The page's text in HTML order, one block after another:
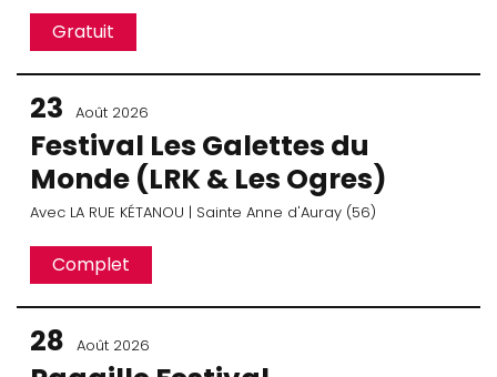
Gratuit
23 Août 2026
Festival Les Galettes du
Monde (LRK & Les Ogres)
Avec LA RUE KÉTANOU | Sainte Anne d'Auray (56)
Complet
28 Août 2026